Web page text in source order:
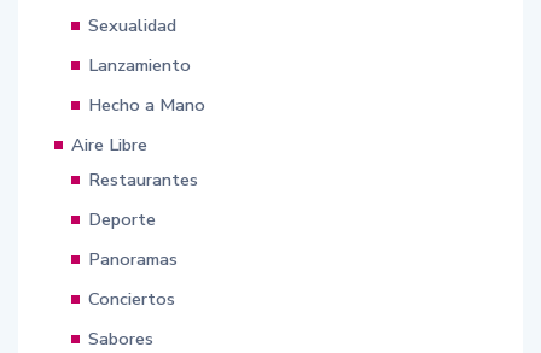
Sexualidad
Lanzamiento
Hecho a Mano
Aire Libre
Restaurantes
Deporte
Panoramas
Conciertos
Sabores